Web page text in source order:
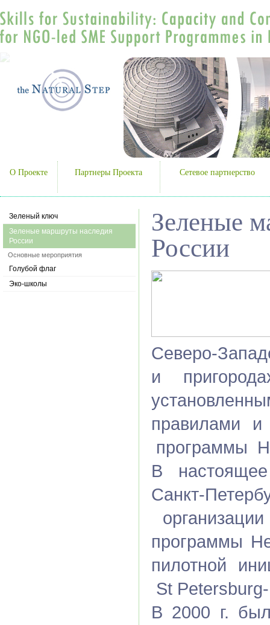
О Проекте Партнеры Проекта Сетевое партнерство
Зеленый ключ
Зеленые маршруты наследия
России
Основные мероприятия
Голубой флаг
Эко-школы
Зеленые
России
Северо-
и
правилами и
программы
В
Санкт-
программы
пилотной
St
В 2000 г.